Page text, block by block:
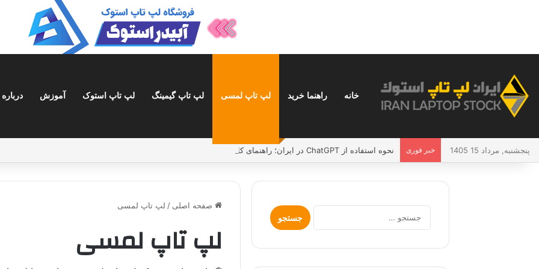
خانه راهنما خرید لپ تاپ لمسی لپ تاپ گیمینگ لپ تاپ استوک آموزش درباره
پنجشنبه, مرداد 15 1405 خبر فوری نحوه استفاده از ChatGPT در ایران؛ راهنمای کامل و بدون دردسر
صفحه اصلی / لپ تاپ لمسی
لپ تاپ لمسی
جستجو
برای: